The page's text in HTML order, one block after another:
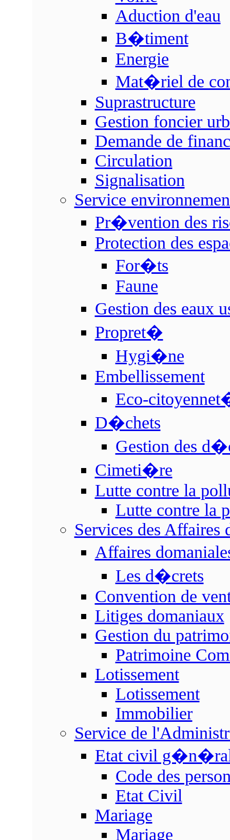
Aduction d'eau
B�timent
Energie
Mat�riel de
Suprastructure
Gestion foncier
Demande de
Circulation
Signalisation
Service
Pr�vention des
Protection des
For�ts
Faune
Gestion des eaux
Propret�
Hygi�ne
Embellissement
Eco-
D�chets
Gestion des
Cimeti�re
Lutte contre la
Lutte contre la
Services des Affaires
Affaires
Les d�crets
Convention de
Litiges domaniaux
Gestion du
Patrimoine
Lotissement
Lotissement
Immobilier
Service de
Etat civil
Code des
Etat Civil
Mariage
Mariage